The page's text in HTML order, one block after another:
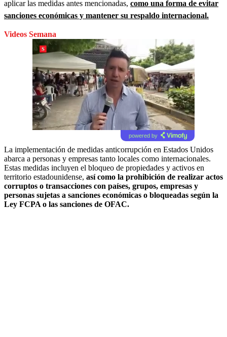
aplicar las medidas antes mencionadas, como una forma de evitar
sanciones económicas y mantener su respaldo internacional.
Videos Semana
powered by
La implementación de medidas anticorrupción en Estados Unidos
abarca a personas y empresas tanto locales como internacionales.
Estas medidas incluyen el bloqueo de propiedades y activos en
territorio estadounidense, así como la prohibición de realizar actos
corruptos o transacciones con países, grupos, empresas y
personas sujetas a sanciones económicas o bloqueadas según la
Ley FCPA o las sanciones de OFAC.